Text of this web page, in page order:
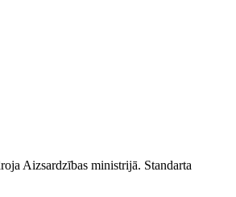
Aizsardzības ministrijā. Standarta